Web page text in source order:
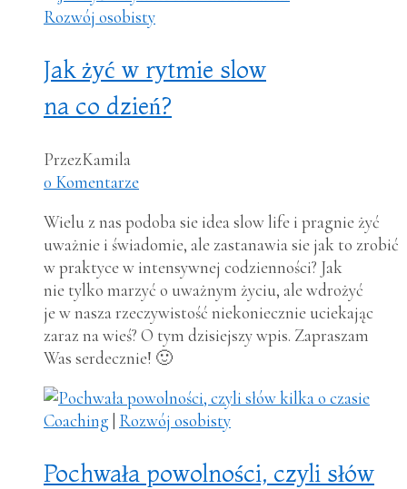
Rozwój osobisty
Jak żyć w rytmie slow
na co dzień?
PrzezKamila
0 Komentarze
Wielu z nas podoba sie idea slow life i pragnie żyć
uważnie i świadomie, ale zastanawia sie jak to zrobić
w praktyce w intensywnej codzienności? Jak
nie tylko marzyć o uważnym życiu, ale wdrożyć
je w nasza rzeczywistość niekoniecznie uciekając
zaraz na wieś? O tym dzisiejszy wpis. Zapraszam
Was serdecznie! 🙂
Coaching Rozwój osobisty
Pochwała powolności, czyli słów